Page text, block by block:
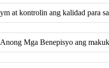
at kontrolin ang kalidad para
Mga Benepisyo ang